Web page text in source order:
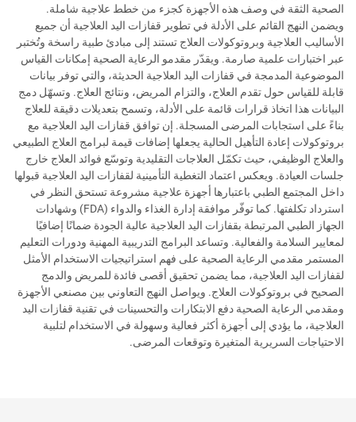
الصحية الثقة في وصف هذه الأجهزة كجزء من خطط علاجية شاملة.
ويضمن النهج القائم على الأدلة في تطوير قفازات اليد العلاجية أن جميع
الأساليب العلاجية وبروتوكولات العلاج تستند إلى مبادئ طبية راسخة وتُختبر
عبر اختبارات علمية صارمة. ويقدّر مقدمو الرعاية الصحية إمكانات القياس
الموضوعية المدمجة في قفازات اليد العلاجية الحديثة، والتي توفر بيانات
قابلة للقياس حول تقدم العلاج، والتزام المريض، ونتائج العلاج. وتسهّل دمج
البيانات هذا اتخاذ قرارات قائمة على الأدلة، وتسمح بتعديلات دقيقة للعلاج
بناءً على استجابات المرضى المسجلة. إن توافق قفازات اليد العلاجية مع
بروتوكولات إعادة التأهيل الحالية يجعلها إضافات قيمة لبرامج العلاج الطبيعي
والعلاج الوظيفي، حيث تكمّل العلاجات التقليدية وتوسّع فوائد العلاج خارج
جلسات العيادة. ويعكس اعتماد التغطية التأمينية لقفازات اليد العلاجية قبولها
داخل المجتمع الطبي باعتبارها أجهزة علاجية مشروعة تستحق النظر في
استرداد تكلفتها. كما توفّر موافقة إدارة الغذاء والدواء (FDA) وشهادات
الجهاز الطبي المرتبطة بقفازات اليد العلاجية عالية الجودة ضمانًا إضافيًا
لمعايير السلامة والفعالية. وتساعد البرامج التدريبية المهنية ودورات التعليم
المستمر مقدمي الرعاية الصحية على فهم استراتيجيات الاستخدام الأمثل
لقفازات اليد العلاجية، مما يضمن تحقيق أقصى فائدة للمريض والدمج
الصحيح في بروتوكولات العلاج. ويواصل النهج التعاوني بين مصنعي الأجهزة
ومقدمي الرعاية الصحية دفع الابتكارات والتحسينات في تقنية قفازات اليد
العلاجية، ما يؤدي إلى أجهزة أكثر فعالية وسهولة في الاستخدام لتلبية
الاحتياجات السريرية المتغيرة وتوقعات المرضى.